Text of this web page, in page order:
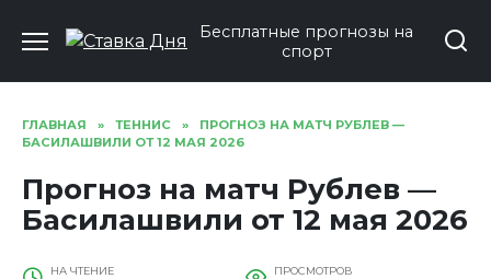
Бесплатные прогнозы на
спорт
ГЛАВНАЯ » ТЕННИС »
ПРОГНОЗ НА МАТЧ РУБЛЕВ —
БАСИЛАШВИЛИ ОТ 12 МАЯ 2026
Прогноз на матч Рублев —
Басилашвили от 12 мая 2026
НА ЧТЕНИЕ ПРОСМОТРОВ